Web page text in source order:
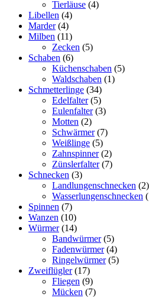
Tierläuse (4)
Libellen (4)
Marder(4)
Milben (11)
Zecken (5)
Schaben (6)
Küchenschaben (5)
Waldschaben (1)
Schmetterlinge (34)
Edelfalter(5)
Eulenfalter(3)
Motten (2)
Schwärmer(7)
Weißlinge (5)
Zahnspinner(2)
Zünslerfalter(7)
Schnecken (3)
Landlungenschnecken (2)
Wasserlungenschnecken
Spinnen (7)
Wanzen (10)
Würmer(14)
Bandwürmer(5)
Fadenwürmer(4)
Ringelwürmer(5)
Zweiflügler(17)
Fliegen (9)
Mücken (7)